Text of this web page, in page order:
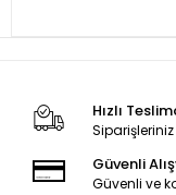
Hızlı
Siparişleriniz
Güvenli
Güvenli ve